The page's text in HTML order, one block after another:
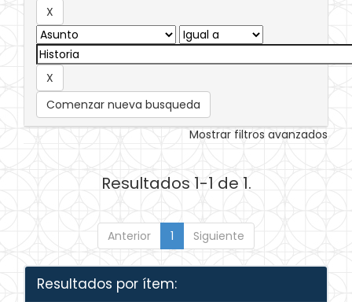
Comenzar nueva busqueda
Mostrar filtros avanzados
Resultados 1-1 de 1.
Anterior 1 Siguiente
Resultados por ítem: